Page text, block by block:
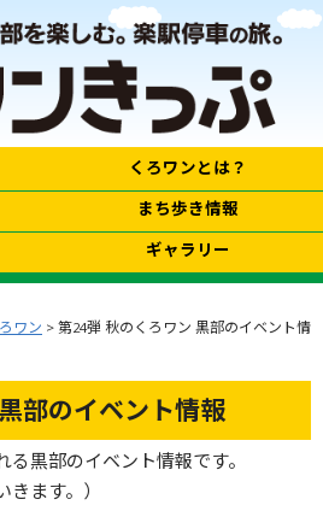
くろワンとは？
まち歩き情報
ギャラリー
ワン > 第24弾 秋のくろワン 黒部のイベント情
部のイベント情報
黒部のイベント情報です。
ます。）